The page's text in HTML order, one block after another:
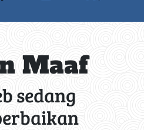
Maaf
sedang